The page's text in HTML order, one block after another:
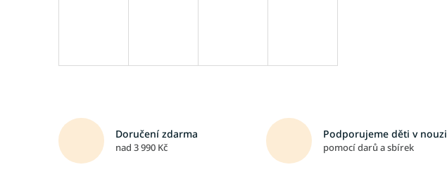
Doručení zdarma
nad 3 990 Kč
Podporujeme děti v nouzi
pomocí darů a sbírek